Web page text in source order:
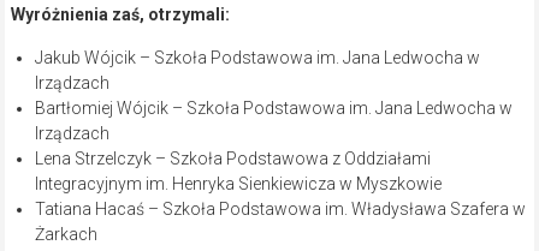
Wyróżnienia zaś, otrzymali:
Jakub Wójcik – Szkoła Podstawowa im. Jana Ledwocha w
Irządzach
Bartłomiej Wójcik – Szkoła Podstawowa im. Jana Ledwocha w
Irządzach
Lena Strzelczyk – Szkoła Podstawowa z Oddziałami
Integracyjnym im. Henryka Sienkiewicza w Myszkowie
Tatiana Hacaś – Szkoła Podstawowa im. Władysława Szafera w
Żarkach